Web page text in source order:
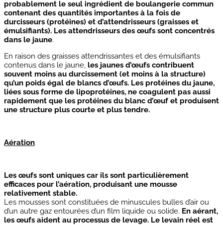
probablement le seul ingrédient de boulangerie commun
contenant des quantités importantes à la fois de
durcisseurs (protéines) et d’attendrisseurs (graisses et
émulsifiants). Les attendrisseurs des œufs sont concentrés
dans le jaune.
En raison des graisses attendrissantes et des émulsifiants
contenus dans le jaune, les jaunes d’œufs contribuent
souvent moins au durcissement (et moins à la structure)
qu’un poids égal de blancs d’œufs. Les protéines du jaune,
liées sous forme de lipoprotéines, ne coagulent pas aussi
rapidement que les protéines du blanc d’œuf et produisent
une structure plus courte et plus tendre.
Aération
Les œufs sont uniques car ils sont particulièrement
efficaces pour l’aération, produisant une mousse
relativement stable.
Les mousses sont constituées de minuscules bulles d’air ou
d’un autre gaz entourées d’un film liquide ou solide. En aérant,
les œufs aident au processus de levage. Le levain réel est